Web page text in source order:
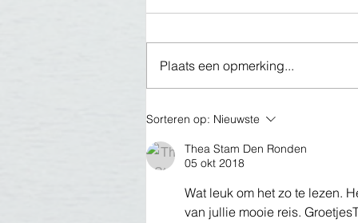
Kort verslag Armenië en
Georgië
Plaats een opmerking...
Sorteren op: Nieuwste
Thea Stam Den Ronden
05 okt 2018
Wat leuk om het zo te lezen.
van jullie mooie reis.